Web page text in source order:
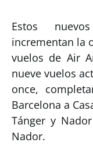
Estos
incrementan la
vuelos de Air
nueve vuelos
once,
Barcelona a
Tánger y
Nador.